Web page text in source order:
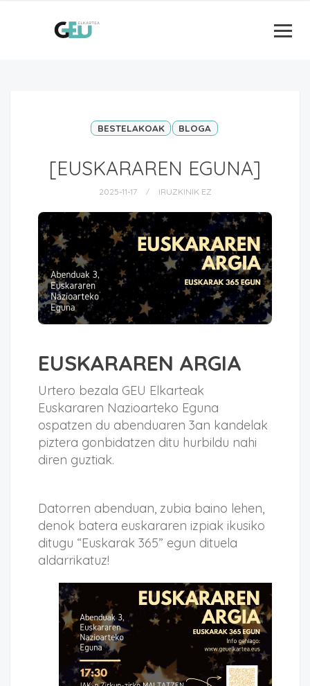
BESTELAKOAK BLOGA
[EUSKARAREN EGUNA]
2025-11-17 IRUZKINIK EZ
EUSKARAREN ARGIA
Urtero bezala GEU Elkarteak
Euskararen Nazioarteko Eguna
ospatzen du abenduaren 3an kandelak
piztera gonbidatzen ditu hurbildu nahi
diren guztiak.
Datorren abenduan, zubia baino lehen,
denok batera euskararen izpiak ikusiko
ditugu “Euskarak 365” egun dituela
aldarrikatuz!